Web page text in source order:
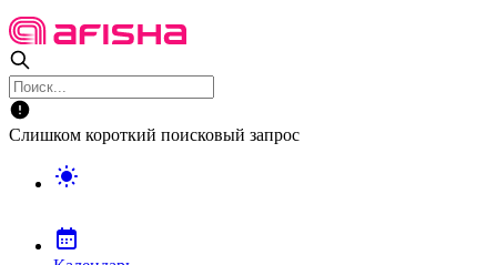
Слишком короткий поисковый запрос